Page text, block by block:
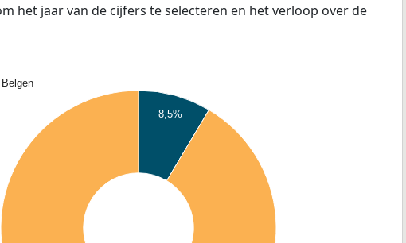
het jaar van de cijfers te selecteren en het verloop over de
Belgen
8,5%